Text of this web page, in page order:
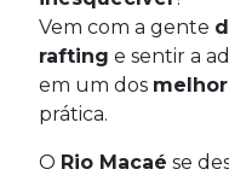
Vem com a gente
rafting e sentir a
em um dos
prática.
O Rio Macaé se